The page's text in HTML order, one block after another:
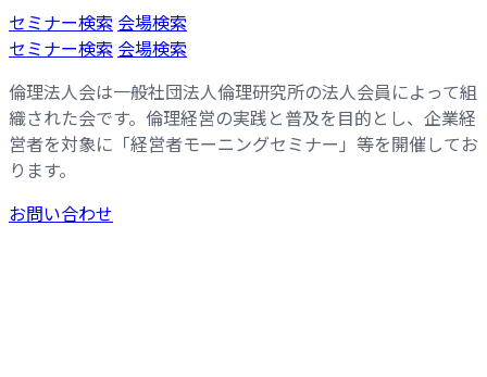
コ
ン
ン
ツ
へ
ス
キ
ッ
ナ
ビ
ー
シ
ョ
ン
に
移
セミナー検索 会場検索
セミナー検索 会場検索
倫理法人会は一般社団法人倫理研究所の法人会員によって組
織された会です。倫理経営の実践と普及を目的とし、企業経
営者を対象に「経営者モーニングセミナー」等を開催してお
ります。
お問い合わせ